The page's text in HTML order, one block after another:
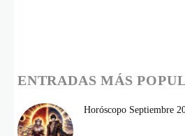
ENTRADAS MÁS
Horóscopo Septiembre